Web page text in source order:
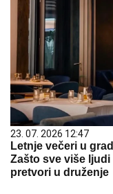
23. 07. 2026 12:47
Letnje večeri u
Zašto sve više
pretvori u druženje